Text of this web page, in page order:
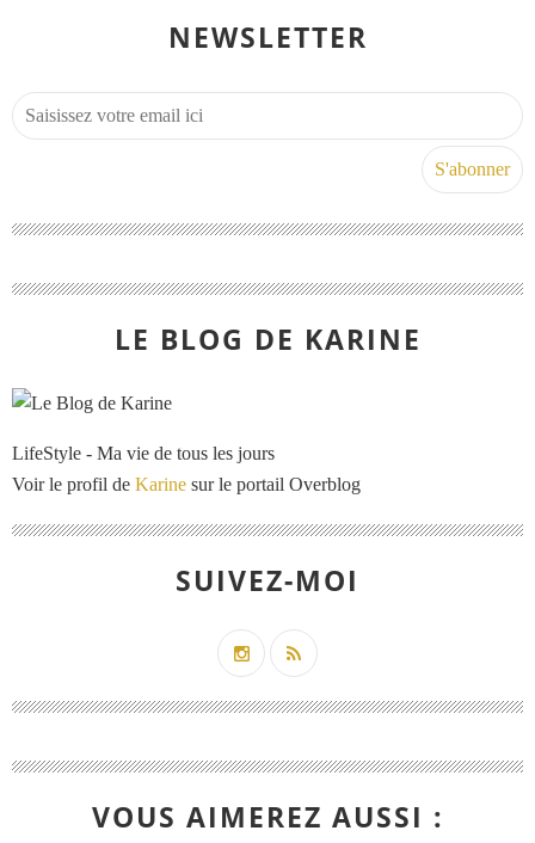
NEWSLETTER
LE BLOG DE KARINE
LifeStyle - Ma vie de tous les jours
Voir le profil de Karine sur le portail Overblog
SUIVEZ-MOI
VOUS AIMEREZ AUSSI :